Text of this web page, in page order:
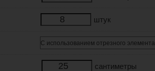
штук
сантиметры